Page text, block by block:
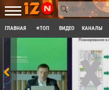
ГЛАВНАЯ ⭐ТОП ВИДЕО КАНАЛЫ